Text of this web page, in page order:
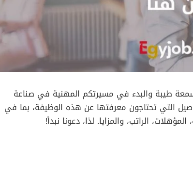
طيبة والبدء في مسيرتكم المهنية في صناعة
التي تحتاجون معرفتها عن هذه الوظيفة، بما في
الراتب، والمزايا. لذا، دعونا نبدأ!